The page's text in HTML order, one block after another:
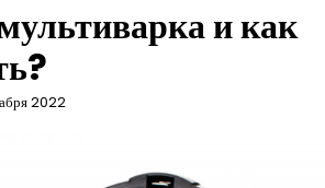
и как
2022